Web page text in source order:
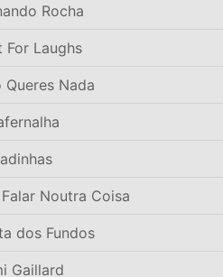
Rocha
For Laughs
Queres Nada
Noutra Coisa
dos Fundos
Gaillard